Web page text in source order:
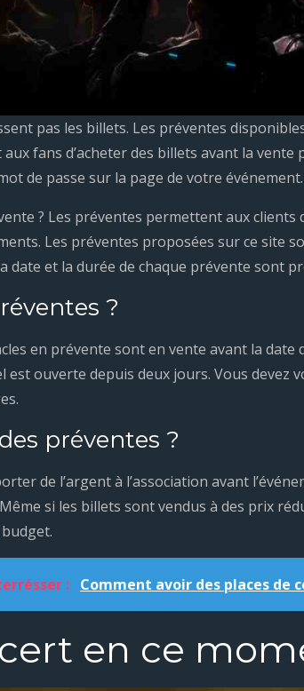
pas les billets. Les préventes
fans d’acheter des billets avant la vente
de passe sur la page de votre événement.
? Les préventes permettent aux clients
Les préventes proposées sur ce site
et la durée de chaque prévente sont
?
en prévente sont en vente avant la date
est ouverte depuis deux jours. Vous devez
préventes ?
de l’argent à l’association avant
Même si les billets sont vendus à des prix
: Comment avoir des places de
en ce